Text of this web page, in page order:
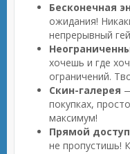
Бесконечная
ожидания!
непрерывный
хочешь и где
ограничений.
Скин-галерея
покупках,
максимум!
Прямой
не пропустишь!